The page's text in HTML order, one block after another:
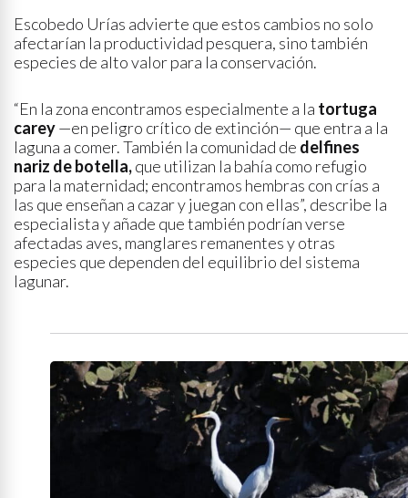
Escobedo Urías advierte que estos cambios no solo
afectarían la productividad pesquera, sino también
especies de alto valor para la conservación.
“En la zona encontramos especialmente a la tortuga
carey—en peligro crítico de extinción— que entra a la
laguna a comer. También la comunidad de delfines
nariz de botella,que utilizan la bahía como refugio
para la maternidad; encontramos hembras con crías a
las que enseñan a cazar y juegan con ellas”, describe la
especialista y añade que también podrían verse
afectadas aves, manglares remanentes y otras
especies que dependen del equilibrio del sistema
lagunar.